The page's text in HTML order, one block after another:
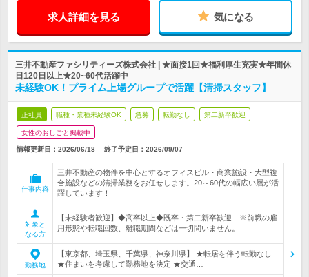
求人詳細を見る 気になる
三井不動産ファシリティーズ株式会社 | ★面接1回★福利厚生充実★年間休
日120日以上★20~60代活躍中
未経験OK！プライム上場グループで活躍【清掃スタッフ】
正社員 職種・業種未経験OK 急募 転勤なし 第二新卒歓迎
女性のおしごと掲載中
情報更新日：2026/06/18 終了予定日： 2026/09/07
仕事内容
三井不動産の物件を中心とするオフィスビル・商業施設・大型複
合施設などの清掃業務をお任せします。20～60代の幅広い層が活
躍しています！
対象と
なる方
【未経験者歓迎】◆高卒以上◆既卒・第二新卒歓迎 ※前職の雇
用形態や転職回数、離職期間などは一切問いません。
勤務地
【東京都、埼玉県、千葉県、神奈川県】 ★転居を伴う転勤なし
★住まいを考慮して勤務地を決定 ★交通…